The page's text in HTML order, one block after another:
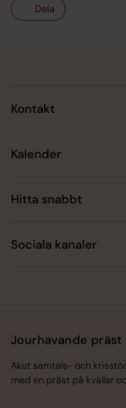
Dela
Kontakt
Kalender
Hitta snabbt
Sociala kanaler
Jourhavande präst
Akut samtals- och
med en präst på kvällar